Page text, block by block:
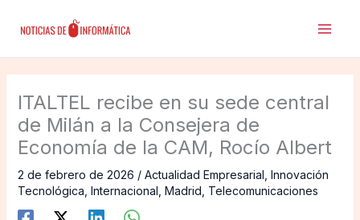
ITALTEL recibe en su sede central
de Milán a la Consejera de
Economía de la CAM, Rocío Albert
2 de febrero de 2026 / Actualidad Empresarial Innovación
Tecnológica Internacional Madrid Telecomunicaciones